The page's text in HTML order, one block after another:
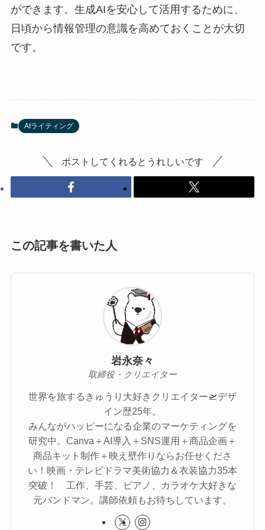
ができます。生成AIを安心して活用するために、
日頃から情報管理の意識を高めておくことが大切
です。
AIライティング
ポストしてくれるとうれしいです
この記事を書いた人
岩永奈々
取締役・クリエイター
世界を旅するきゅうり大好きクリエイター🛫デザ
イン歴25年。
みんながハッピーになる企業のマーケティングを
研究中。Canva＋AI導入＋SNS運用＋商品企画＋
商品キット制作＋映え壁作りならお任せくださ
い！映画・テレビドラマ美術協力＆衣装協力35本
突破！ 工作、手芸、ピアノ、カラオケ大好きな
元バンドマン。講師依頼もお待ちしています。